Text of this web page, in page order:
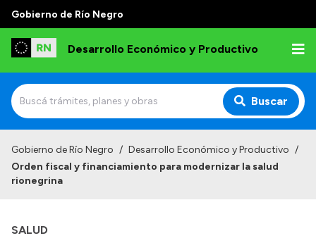
Gobierno de Río Negro
Desarrollo Económico y Productivo
Buscar
Institucional
Autoridades
Gobierno de Río Negro / Desarrollo Económico y Productivo /
Orden fiscal y financiamiento para modernizar la salud
rionegrina
SALUD